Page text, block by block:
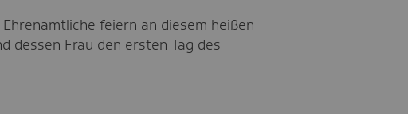
feiern an diesem heißen
dessen Frau den ersten Tag des